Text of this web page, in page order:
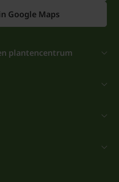
Google Maps
plantencentrum